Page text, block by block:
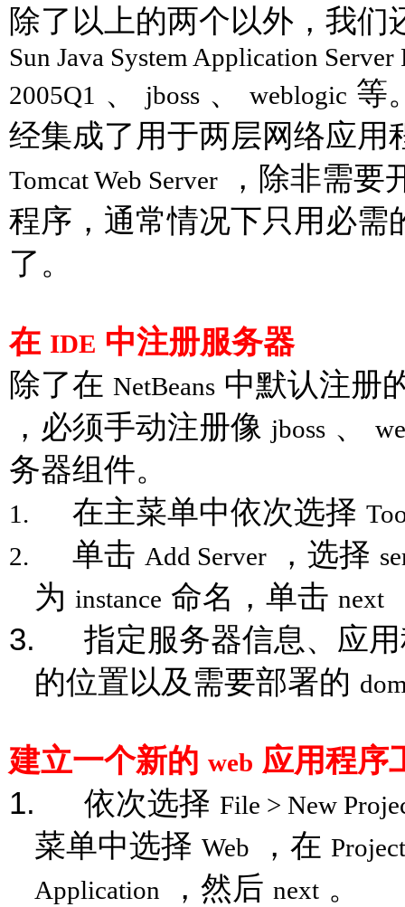
除了以上的两个以外，我们
Sun Java System Application
2005Q1 、 jboss 、 weblogic 等
经集成了用于两层网络应用
Tomcat Web Server
，除非需要
程序，通常情况下只用必需
了。
在 IDE 中注册服务器
除了在 NetBeans 中默认注册
，必须手动注册像 jboss 、
务器组件。
1. 在主菜单中依次选择
2.
单击 Add Server ，选择
为 instance 命名，单击 next
3.
指定服务器信息、应
的位置以及需要部署的
建立一个新的 web 应用程序
1.
依次选择 File > New
菜单中选择 Web ，在
Application
，然后 next 。